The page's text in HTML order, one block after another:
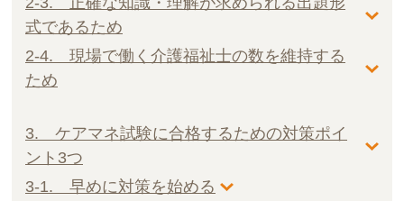
式であるため
2-4. 現場で働く介護福祉士の数を維持する
ため
3. ケアマネ試験に合格するための対策ポイ
ント3つ
3-1. 早めに対策を始める